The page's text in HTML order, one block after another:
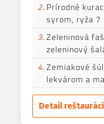
2. Prírodné
syrom, ryža 7
3.Zeleninová
zeleninový
4.Zemiakové
lekvárom a
Detail